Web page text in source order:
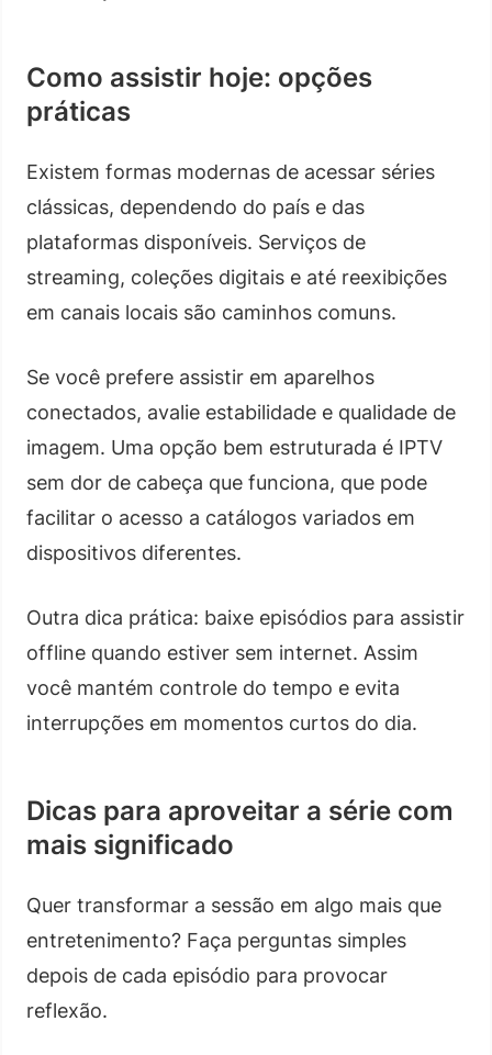
Como assistir hoje: opções
práticas
Existem formas modernas de acessar séries
clássicas, dependendo do país e das
plataformas disponíveis. Serviços de
streaming, coleções digitais e até reexibições
em canais locais são caminhos comuns.
Se você prefere assistir em aparelhos
conectados, avalie estabilidade e qualidade de
imagem. Uma opção bem estruturada é IPTV
sem dor de cabeça que funciona, que pode
facilitar o acesso a catálogos variados em
dispositivos diferentes.
Outra dica prática: baixe episódios para assistir
offline quando estiver sem internet. Assim
você mantém controle do tempo e evita
interrupções em momentos curtos do dia.
Dicas para aproveitar a série com
mais significado
Quer transformar a sessão em algo mais que
entretenimento? Faça perguntas simples
depois de cada episódio para provocar
reflexão.